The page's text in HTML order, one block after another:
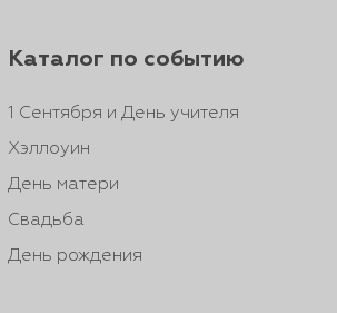
Каталог по событию
1 Сентября и День учителя
Хэллоуин
День матери
Свадьба
День рождения